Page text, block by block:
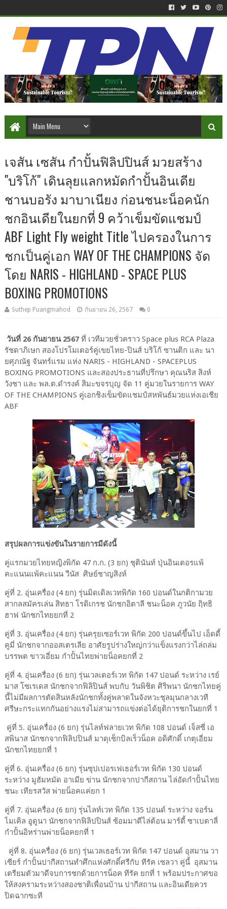
เจสัน เซสัน กำปั้นฟิลิปปินส์ มวยสร้าง
"บริโก้" เดินลุยแลกหมัดกำปั้นอินเดีย
ชานบอรัง มาบาเนียง ก่อนชนะน็อคนัก
ชกอินเดียในยกที่ 9 คว้าเข็มขัดแชมป์
ABF Light Fly weight Title ไปครองในการ
ชกเป็นคู่เอก WAY OF THE CHAMPIONS จัด
โดย NARIS - HIGHLAND - SPACE PLUS
BOXING PROMOTIONS
Suthep Puangmahod กันยายน 26, 2567 0
วันที่ 26 กันยายน 2567ที่ เวทีมวยชั่วคราว Space plus RCA Plaza
รัชดาภิเษก สองโปรโมเตอร์คู่เขยไทย-ปินส์ บริโก้ ซานติก และ นา
ยศุภณัฐ จันทร์แรม แห่ง NARIS - HIGHLAND - SPACEPLUS
BOXING PROMOTIONS และสองประธานที่ปรึกษา คุณนริส สิงห์
วังชา และ พล.ต.ดำรงค์ สิมะขจรบุญ จัด 11 คู่มวยในรายการ WAY
OF THE CHAMPIONS คู่เอกชิงเข็มขัดแชมป์สหพันธ์มวยแห่งเอเชีย
ABF
สรุปผลการแข่งขันในรายการมีดังนี้
คู่แรกมวยไทยหญิงพิกัด 47 ก.ก. (3 ยก) ชุตินันท์ ปุ่นอินเตอรแพ้
คะแนนแพ้คะแนน วีนัส ศิษย์ชาญสิงห์
คู่ที่ 2. อุ่นเครื่อง (4 ยก) รุ่นมิดเดิลเวทพิกัด 160 ปอนด์ในกติกามวย
สากลสมัครเล่น สิทธา โรดิเกรช นักชกอิตาลี ชนะน็อค ภูวนัย ฤิทธิ
ฮาฟ นักชกไทยยกที่ 2
คู่ที่ 3. อุ่นเครื่อง (4 ยก) รุ่นครุยเซอร์เวท พิกัด 200 ปอนด์ขึ้นไป เอ็ดดี้
คูมี่ นักชกจากออสเตรเลีย อาศัยรูปร่างใหญ่กว่าแข็งแรงกว่าไล่ถล่ม
บรรพต ขาวเอี่ยม กำปั้นไทยพ่ายน็อคยกที่ 2
คู่ที่ 4. อุ่นเครื่อง (6 ยก) รุ่นเวลเตอร์เวท พิกัด 147 ปอนด์ ระหว่าง เรย์
มาส โซเรเดส นักชกจากฟิลิปินส์ พบกับ วันพิชิต ศิริพนา นักชกไทยคู่
นี้ไม่มีผลการตัดสินหลังนักชกทั้งคู่พลาดในจังหวะชุลมุนกลางเวที
ศรีษะกระแทกกันอย่างแรงไม่สามารถแข่งต่อได้ยุติการชกในยกที่ 1
คู่ที่ 5. อุ่นเครื่อง (6 ยก) รุ่นไลท์ฟลายเวท พิกัด 108 ปอนด์ เจ็สซี่ เอ
สพินาส นักชกจากฟิลิปปินส์ มาดุเช็กบิลเร็วน็อค อดิศักดิ์ เกตุเอี่ยม
นักชกไทยยกที่ 1
คู่ที่ 6. อุ่นเครื่อง (6 ยก) รุ่นซุปเปอรเฟเธอร์เวท พิกัด 130 ปอนด์
ระหว่าง มูฮัมหมัด อาเมีย ข่าน นักชกจากปากีสถาน ไล่อัดกำปั้นไทย
ชนะ เทียรสวัส พ่ายน็อคแค่ยก 1
คู่ที่ 7. อุ่นเครื่อง (6 ยก) รุ่นไลท์เวท พิกัด 135 ปอนด์ ระหว่าง จอร์น
ไมเคิล อูดูนา นักชกจากฟิลิปปินส์ ซ้อมมาดีไล่ต้อน มาร์ดี้ ซาเบตาลี่
กำปั้นอิหร่านพ่ายน็อคยกที่ 1
คู่ที่ 8. อุ่นเครื่อง (6 ยก) รุ่นเวลเธอร์เวท พิกัด 147 ปอนด์ อุสมาน วา
เซียร์ กำปั้นปากีสถานทำศึกแห่งศักดิ์ศรีกับ ทีรัค เซลวา คู่นี้ อุสมาน
เตรียมตัวมาดีจบการชกด้วยการน็อค ทีรัค ยกที่ 1 พร้อมประกาศขอ
ให้สงครามระหว่างสองชาติเพื่อนบ้าน ปากีสถาน และอินเดียควร
ปิดฉากซะที